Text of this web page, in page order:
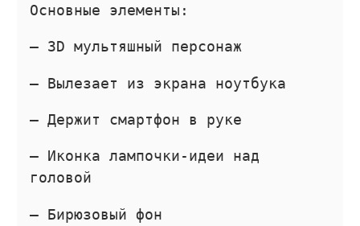
Основные элементы:
— 3D мультяшный персонаж
— Вылезает из экрана ноутбука
— Держит смартфон в руке
— Иконка лампочки-идеи над
головой
— Бирюзовый фон